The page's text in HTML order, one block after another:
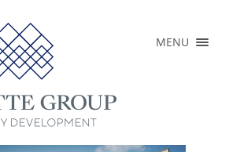
MENU ×